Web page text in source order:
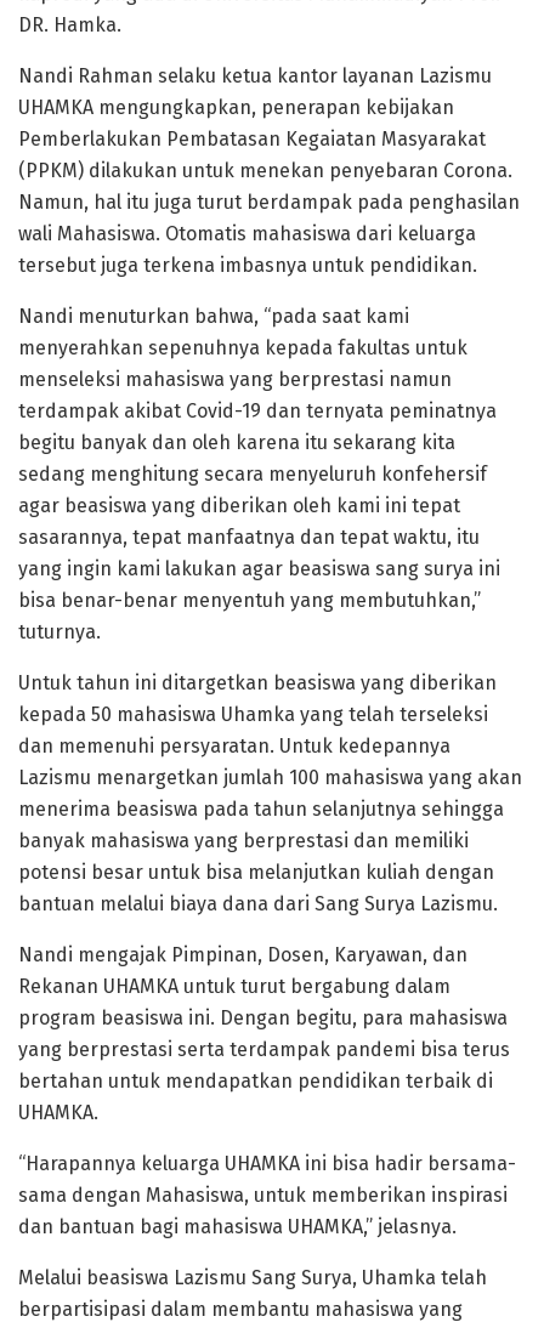
DR. Hamka.
Nandi Rahman selaku ketua kantor layanan Lazismu
UHAMKA mengungkapkan, penerapan kebijakan
Pemberlakukan Pembatasan Kegaiatan Masyarakat
(PPKM) dilakukan untuk menekan penyebaran Corona.
Namun, hal itu juga turut berdampak pada penghasilan
wali Mahasiswa. Otomatis mahasiswa dari keluarga
tersebut juga terkena imbasnya untuk pendidikan.
Nandi menuturkan bahwa, “pada saat kami
menyerahkan sepenuhnya kepada fakultas untuk
menseleksi mahasiswa yang berprestasi namun
terdampak akibat Covid-19 dan ternyata peminatnya
begitu banyak dan oleh karena itu sekarang kita
sedang menghitung secara menyeluruh konfehersif
agar beasiswa yang diberikan oleh kami ini tepat
sasarannya, tepat manfaatnya dan tepat waktu, itu
yang ingin kami lakukan agar beasiswa sang surya ini
bisa benar-benar menyentuh yang membutuhkan,”
tuturnya.
Untuk tahun ini ditargetkan beasiswa yang diberikan
kepada 50 mahasiswa Uhamka yang telah terseleksi
dan memenuhi persyaratan. Untuk kedepannya
Lazismu menargetkan jumlah 100 mahasiswa yang akan
menerima beasiswa pada tahun selanjutnya sehingga
banyak mahasiswa yang berprestasi dan memiliki
potensi besar untuk bisa melanjutkan kuliah dengan
bantuan melalui biaya dana dari Sang Surya Lazismu.
Nandi mengajak Pimpinan, Dosen, Karyawan, dan
Rekanan UHAMKA untuk turut bergabung dalam
program beasiswa ini. Dengan begitu, para mahasiswa
yang berprestasi serta terdampak pandemi bisa terus
bertahan untuk mendapatkan pendidikan terbaik di
UHAMKA.
“Harapannya keluarga UHAMKA ini bisa hadir bersama-
sama dengan Mahasiswa, untuk memberikan inspirasi
dan bantuan bagi mahasiswa UHAMKA,” jelasnya.
Melalui beasiswa Lazismu Sang Surya, Uhamka telah
berpartisipasi dalam membantu mahasiswa yang